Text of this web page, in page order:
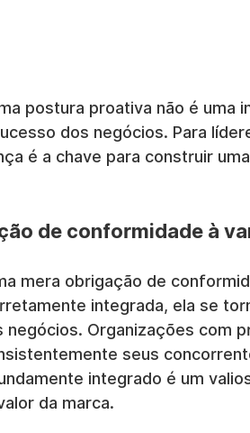
postura proativa não é uma
dos negócios. Para
é a chave para construir
de conformidade à
mera obrigação de
integrada, ela se
negócios. Organizações com
seus
integrado é um
da marca.